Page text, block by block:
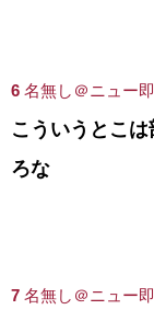
6 名無し＠ニュー即
こういうとこ
ろな
7 名無し＠ニュー即